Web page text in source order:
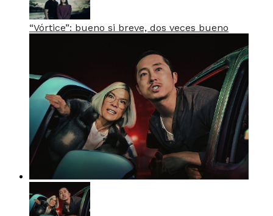
“Vórtice”: bueno si breve, dos veces bueno